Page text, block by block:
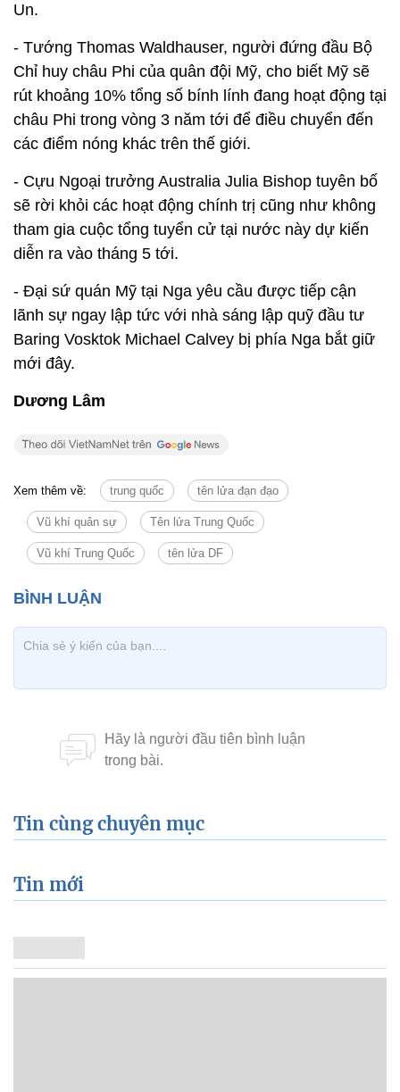
Un.
- Tướng Thomas Waldhauser, người đứng đầu Bộ
Chỉ huy châu Phi của quân đội Mỹ, cho biết Mỹ sẽ
rút khoảng 10% tổng số bính lính đang hoạt động tại
châu Phi trong vòng 3 năm tới để điều chuyển đến
các điểm nóng khác trên thế giới.
- Cựu Ngoại trưởng Australia Julia Bishop tuyên bố
sẽ rời khỏi các hoạt động chính trị cũng như không
tham gia cuộc tổng tuyển cử tại nước này dự kiến
diễn ra vào tháng 5 tới.
- Đại sứ quán Mỹ tại Nga yêu cầu được tiếp cận
lãnh sự ngay lập tức với nhà sáng lập quỹ đầu tư
Baring Vosktok Michael Calvey bị phía Nga bắt giữ
mới đây.
Dương Lâm
Xem thêm về: trung quốc tên lửa đạn đạo
Vũ khí quân sự Tên lửa Trung Quốc
Vũ khí Trung Quốc tên lửa DF
Tin cùng chuyên mục
Tin mới